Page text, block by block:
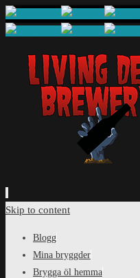
Skip to content
Blogg
Mina bryggder
Brygga öl hemma